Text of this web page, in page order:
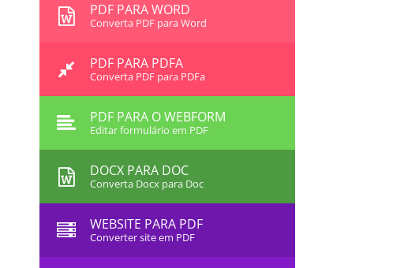
PDF PARA WORD
Converta PDF para Word
PDF PARA PDFA
Converta PDF para PDFa
PDF PARA O WEBFORM
Editar formulário em PDF
DOCX PARA DOC
Converta Docx para Doc
WEBSITE PARA PDF
Converter site em PDF